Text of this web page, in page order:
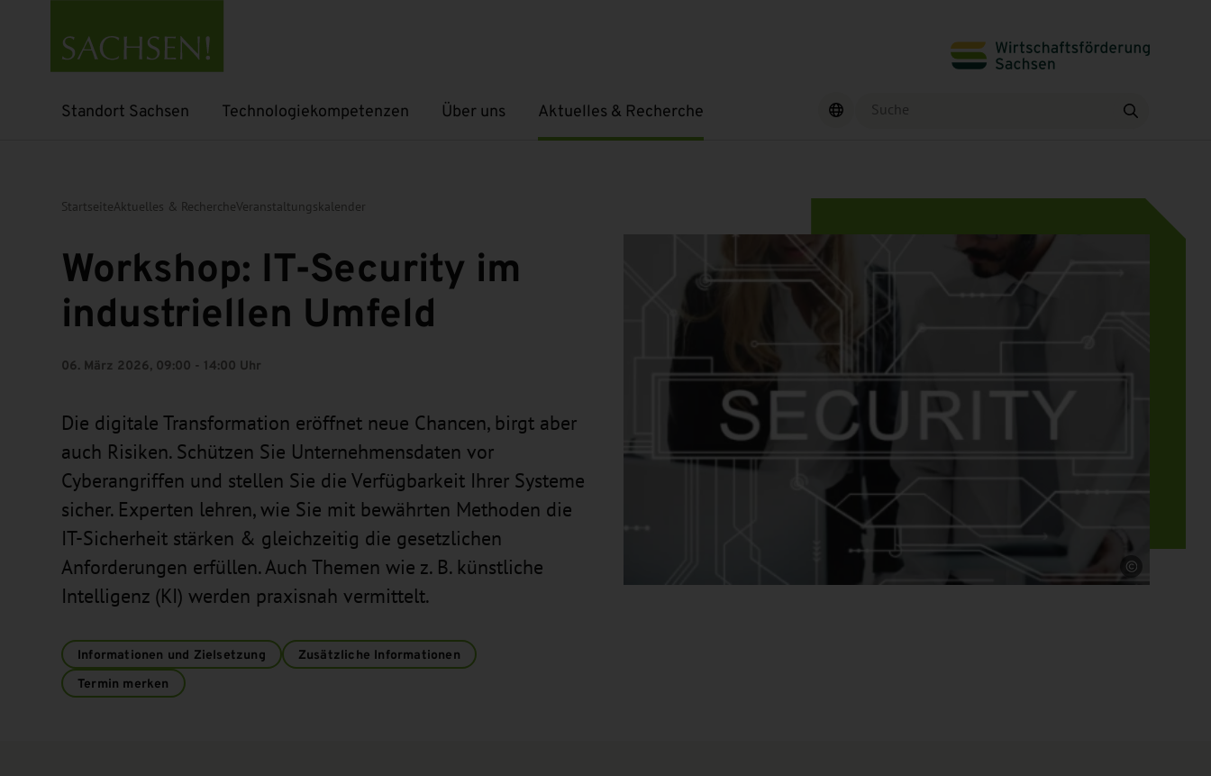
Standort Sachsen
Untermenü öffnen Technologiekompetenzen
Untermenü öffnen Über uns
Untermenü öffnenAktuelles & Recherche
Untermenü öffnen Finden
StartseiteAktuelles & RechercheVeranstaltungskalender
Workshop: IT-Security im
industriellen Umfeld
06. März 2026, 09:00 - 14:00 Uhr
Die digitale Transformation eröffnet neue Chancen, birgt aber
auch Risiken. Schützen Sie Unternehmensdaten vor
Cyberangriffen und stellen Sie die Verfügbarkeit Ihrer Systeme
sicher. Experten lehren, wie Sie mit bewährten Methoden die
IT-Sicherheit stärken & gleichzeitig die gesetzlichen
Anforderungen erfüllen. Auch Themen wie z. B. künstliche
Intelligenz (KI) werden praxisnah vermittelt.
Informationen und Zielsetzung
Zusätzliche Informationen
Termin merken
Quelle